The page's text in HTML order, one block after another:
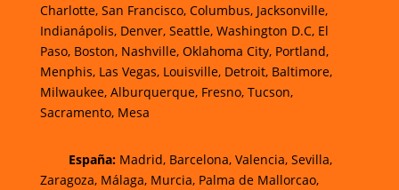
Charlotte, San Francisco, Columbus, Jacksonville,
Indianápolis, Denver, Seattle, Washington D.C, El
Paso, Boston, Nashville, Oklahoma City, Portland,
Menphis, Las Vegas, Louisville, Detroit, Baltimore,
Milwaukee, Alburquerque, Fresno, Tucson,
Sacramento, Mesa
España: Madrid, Barcelona, Valencia, Sevilla,
Zaragoza, Málaga, Murcia, Palma de Mallorcao,